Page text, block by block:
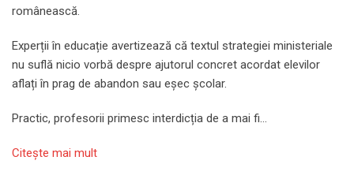
românească.
Experții în educație avertizează că textul strategiei ministeriale
nu suflă nicio vorbă despre ajutorul concret acordat elevilor
aflați în prag de abandon sau eșec școlar.
Practic, profesorii primesc interdicția de a mai fi…
Citeşte mai mult